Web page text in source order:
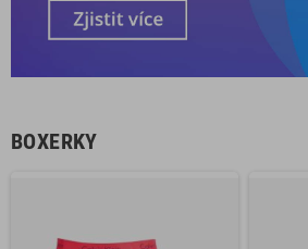
BOXERKY